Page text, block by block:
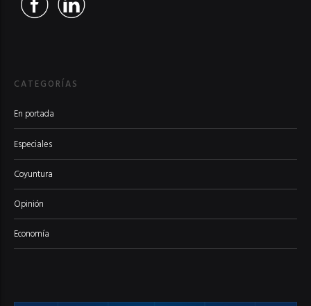
CATEGORÍAS
En portada
Especiales
Coyuntura
Opinión
Economía